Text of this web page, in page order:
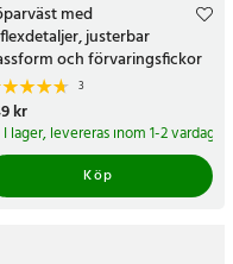
med
justerbar
och förvaringsfickor
3
:149 kr
kr
I lager, levereras inom 1-2 vardagar
Köp